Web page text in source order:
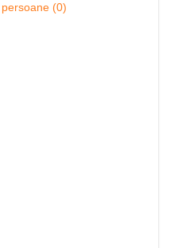
(0)